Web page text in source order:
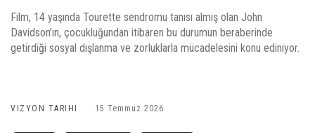
Film, 14 yaşında Tourette sendromu tanısı almış olan John
Davidson’ın, çocukluğundan itibaren bu durumun beraberinde
getirdiği sosyal dışlanma ve zorluklarla mücadelesini konu ediniyor.
VIZYON TARIHI 15 Temmuz 2026